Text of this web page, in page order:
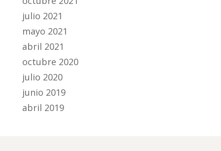
julio 2021
mayo 2021
abril 2021
octubre 2020
julio 2020
junio 2019
abril 2019